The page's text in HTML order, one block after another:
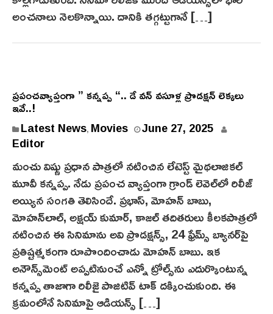
5
అంచనాలు నెలకొన్నాయి. దానికి తగ్గట్టుగానే […]
ప్రపంచవ్యాప్తంగా ” కన్నప్ప “.. డే వన్ వసూళ్ల ప్రొడక్షన్ లెక్కలు
ఇవే..!
Latest News, Movies June 27, 2025J
e
2
,
2
0
2
5
Editor
మంచు విష్ణు ప్రధాన పాత్రలో న‌టించిన లేటెస్ట్ మైథ‌లాజిక‌ల్
మూవీ క‌న్న‌ప్ప. నేడు ప్ర‌పంచ వ్యాప్తంగా గ్రాండ్ లెవెల్‌లో రిలీజ్
అయ్యిన సంగ‌తి తెలిసిందే. ప్రభాస్, మోహన్ బాబు,
మోహన్‌లాల్‌, అక్షయ్ కుమార్, కాజ‌ల్ త‌దిత‌రులు కీలకపాత్రలో
నటించిన ఈ సినిమాను అవి ప్రొడ‌క్ష‌న్స్‌, 24 ఫ్రేమ్స్ బ్యాన‌ర్‌పై
ప్ర‌తిష్ట‌త్మ‌కంగా రూపొందించాడు మోహ‌న్ బాబు. ఇక
అనౌన్స్‌మెంట్ అప్ప‌టినుంచే ఎన్నో ట్రోల్స్‌ను ఎదుర్కొంటున్న
క‌న్న‌ప్ప తాజాగా రిలీజై పాజిటివ్ టాక్‌ దక్కించుకుంది. ఈ
క్రమంలోనే సినిమాపై ఆడియన్స్ […]